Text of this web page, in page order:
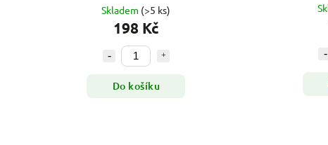
Skladem (>5 ks)
198 Kč
Do košíku